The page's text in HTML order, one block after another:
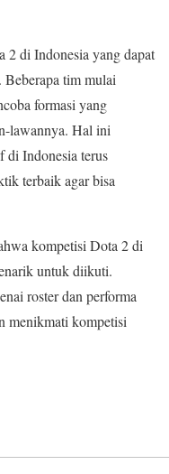
2 di Indonesia yang dapat
tim mulai
formasi yang
lawannya. Hal ini
Indonesia terus
terbaik agar bisa
kompetisi Dota 2 di
untuk diikuti.
roster dan performa
menikmati kompetisi